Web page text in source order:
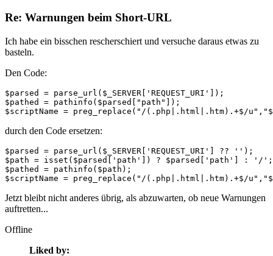
Re: Warnungen beim Short-URL
Ich habe ein bisschen rescherschiert und versuche daraus etwas zu
basteln.
Den Code:
$parsed = parse_url($_SERVER['REQUEST_URI']);
$pathed = pathinfo($parsed["path"]);
$scriptName = preg_replace("/(.php|.html|.htm).+$/
durch den Code ersetzen:
$parsed = parse_url($_SERVER['REQUEST_URI'] ?? '');
$path = isset($parsed['path']) ? $parsed['path'] : '/';
$pathed = pathinfo($path);
$scriptName = preg_replace("/(.php|.html|.htm).+$/
Jetzt bleibt nicht anderes übrig, als abzuwarten, ob neue Warnungen
auftretten...
Offline
Liked by: